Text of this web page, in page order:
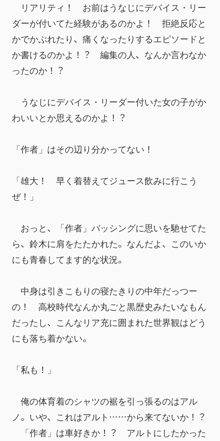
リアリティ！　お前はうなじにデバイス・リー
ダーが付いてた経験があるのかよ！　拒絶反応と
かでかぶれたり、痛くなったりするエピソードと
か書けるのかよ！？　編集の人、なんか言わなか
ったのか！？
うなじにデバイス・リーダー付いた女の子がか
わいいとか思えるのかよ！？
「作者」はその辺り分かってない！
「雄大！　早く着替えてジュース飲みに行こう
ぜ！」
おっと、「作者」バッシングに思いを馳せてた
ら、鈴木に肩をたたかれた。なんだよ、このいか
にも青春してます的な状況。
中身は引きこもりの寝たきりの中年だっつー
の！　高校時代なんか丸ごと黒歴史みたいなもん
だったし、こんなリア充に囲まれた世界観はどう
にも落ち着かない。
「私も！」
俺の体育着のシャツの裾を引っ張るのはアル
ノ。いや、これはアルト……から来てないか！？
「作者」は車好きか！？　アルトにしたかった